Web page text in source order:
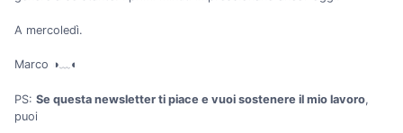
A mercoledì.
Marco ◑﹏◐
PS: Se questa newsletter ti piace e vuoi sostenere il mio lavoro,
puoi